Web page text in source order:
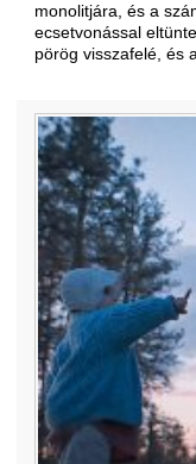
monolitjára, és a
ecsetvonással
pörög visszafelé, és